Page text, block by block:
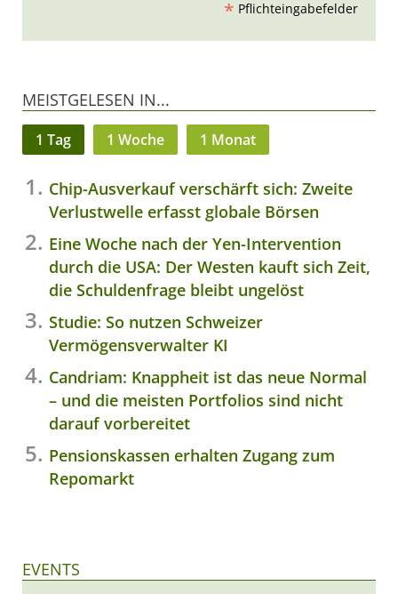
* Pflichteingabefelder
MEISTGELESEN IN...
1 Tag 1 Woche 1 Monat
Chip-Ausverkauf verschärft sich: Zweite
Verlustwelle erfasst globale Börsen
Eine Woche nach der Yen-Intervention
durch die USA: Der Westen kauft sich Zeit,
die Schuldenfrage bleibt ungelöst
Studie: So nutzen Schweizer
Vermögensverwalter KI
Candriam: Knappheit ist das neue Normal
– und die meisten Portfolios sind nicht
darauf vorbereitet
Pensionskassen erhalten Zugang zum
Repomarkt
EVENTS